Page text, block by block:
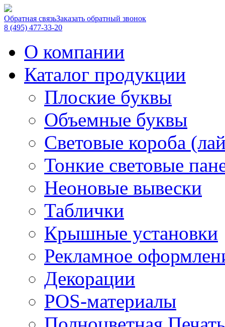
Обратная связьЗаказать обратный звонок
8 (495) 477-33-20
О компании
Каталог продукции
Плоские буквы
Объемные буквы
Световые короба
Тонкие световые
Неоновые вывески
Таблички
Крышные установки
Рекламное
Декорации
POS-материалы